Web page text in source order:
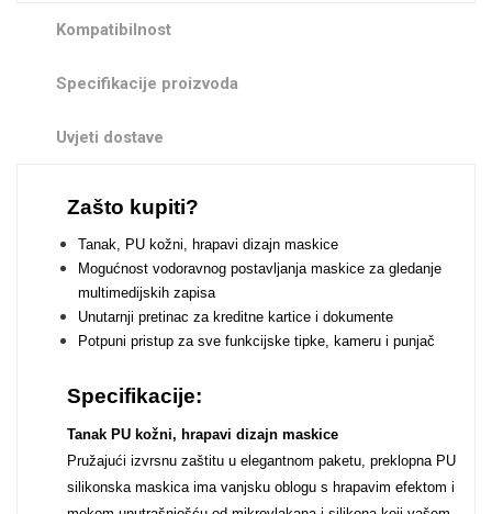
Kompatibilnost
Specifikacije proizvoda
Uvjeti dostave
Zašto kupiti?
Tanak, PU kožni, hrapavi dizajn maskice
Mogućnost vodoravnog postavljanja maskice za gledanje
multimedijskih zapisa
Unutarnji pretinac za kreditne kartice i dokumente
Potpuni pristup za sve funkcijske tipke, kameru i punjač
Specifikacije:
Tanak PU kožni, hrapavi dizajn maskice
Pružajući izvrsnu zaštitu u elegantnom paketu, preklopna PU
silikonska maskica ima vanjsku oblogu s hrapavim efektom i
Monogrami Dječji motivi